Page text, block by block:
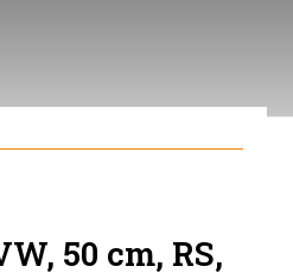
50 cm, RS,